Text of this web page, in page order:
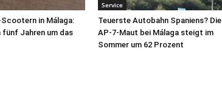
in Málaga:
Jahren um das
Service
Teuerste Autobahn Spaniens? Die
AP-7-Maut bei Málaga steigt im
Sommer um 62 Prozent